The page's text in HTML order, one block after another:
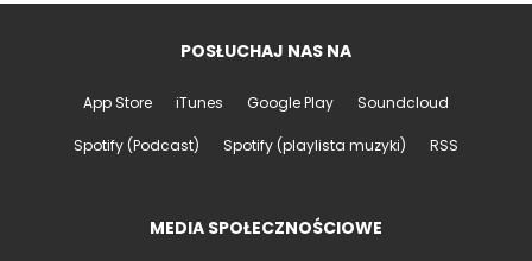
POSŁUCHAJ NAS NA
App Store iTunes Google Play Soundcloud
Spotify (Podcast) Spotify (playlista muzyki) RSS
MEDIA SPOŁECZNOŚCIOWE